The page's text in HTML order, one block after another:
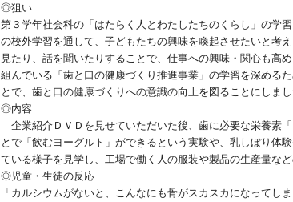
◎狙い
第３学年社会科の「はたらく人とわたしたちのくらし」の学
の校外学習を通して、子どもたちの興味を喚起させたいと考
見たり、話を聞いたりすることで、仕事への興味・関心も高
組んでいる「歯と口の健康づくり推進事業」の学習を深める
とで、歯と口の健康づくりへの意識の向上を図ることにしまし
◎内容
企業紹介ＤＶＤを見せていただいた後、歯に必要な栄養素
とで「飲むヨーグルト」ができるという実験や、乳しぼり体
ている様子を見学し、工場で働く人の服装や製品の生産量な
◎児童・生徒の反応
「カルシウムがないと、こんなにも骨がスカスカになって